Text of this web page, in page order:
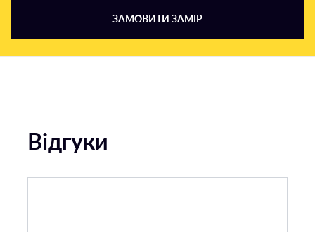
ЗАМОВИТИ ЗАМІР
Відгуки